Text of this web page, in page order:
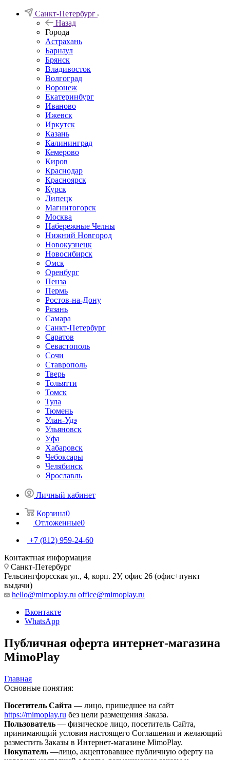
Санкт-Петербург
Назад
Города
Астрахань
Барнаул
Брянск
Владивосток
Волгоград
Воронеж
Екатеринбург
Иваново
Ижевск
Иркутск
Казань
Калининград
Кемерово
Киров
Краснодар
Красноярск
Курск
Липецк
Магнитогорск
Москва
Набережные Челны
Нижний Новгород
Новокузнецк
Новосибирск
Омск
Оренбург
Пенза
Пермь
Ростов-на-Дону
Рязань
Самара
Санкт-Петербург
Саратов
Севастополь
Сочи
Ставрополь
Тверь
Тольятти
Томск
Тула
Тюмень
Улан-Удэ
Ульяновск
Уфа
Хабаровск
Чебоксары
Челябинск
Ярославль
Личный кабинет
Корзина0
Отложенные0
+7 (812) 959-24-60
Контактная информация
Санкт-Петербург
Гельсингфорсская ул., 4, корп. 2У, офис 26 (офис+пункт
выдачи)
hello@mimoplay.ru office@mimoplay.ru
Вконтакте
WhatsApp
Публичная оферта интернет-магазина
MimoPlay
Главная
Основные понятия:
Посетитель Сайта — лицо, пришедшее на сайт
https://mimoplay.ru без цели размещения Заказа.
Пользователь — физическое лицо, посетитель Сайта,
принимающий условия настоящего Соглашения и желающий
разместить Заказы в Интернет-магазине MimoPlay.
Покупатель —лицо, акцептовавшее публичную оферту на